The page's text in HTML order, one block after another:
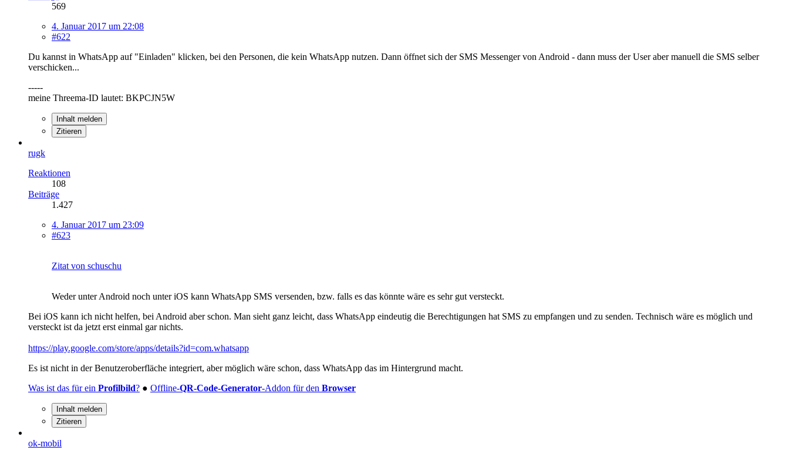
569
4. Januar 2017 um 22:08
#622
Du kannst in WhatsApp auf "Einladen" klicken, bei den Personen, die kein WhatsApp nutzen. Dann öffnet sich der SMS Messenger von Android - dann muss der User aber manuell die SMS selber
verschicken...
-----
meine Threema-ID lautet: BKPCJN5W
Inhalt melden
Zitieren
rugk
Reaktionen
108
Beiträge
1.427
4. Januar 2017 um 23:09
#623
Zitat von schuschu
Weder unter Android noch unter iOS kann WhatsApp SMS versenden, bzw. falls es das könnte wäre es sehr gut versteckt.
Bei iOS kann ich nicht helfen, bei Android aber schon. Man sieht ganz leicht, dass WhatsApp eindeutig die Berechtigungen hat SMS zu empfangen und zu senden. Technisch wäre es möglich und
versteckt ist da jetzt erst einmal gar nichts.
https://play.google.com/store/apps/details?id=com.whatsapp
Es ist nicht in der Benutzeroberfläche integriert, aber möglich wäre schon, dass WhatsApp das im Hintergrund macht.
Was ist das für ein Profilbild? ● Offline-QR-Code-Generator-Addon für den Browser
Inhalt melden
Zitieren
ok-mobil